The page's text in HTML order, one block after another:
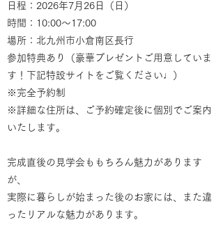
日程：2026年7月26日（日）
時間：10:00〜17:00
場所：北九州市小倉南区長行
参加特典あり（豪華プレゼントご用意していま
す！下記特設サイトをご覧ください♩）
※完全予約制
※詳細な住所は、ご予約確定後に個別でご案内
いたします。
完成直後の見学会ももちろん魅力があります
が、
実際に暮らしが始まった後のお家には、また違
ったリアルな魅力があります。